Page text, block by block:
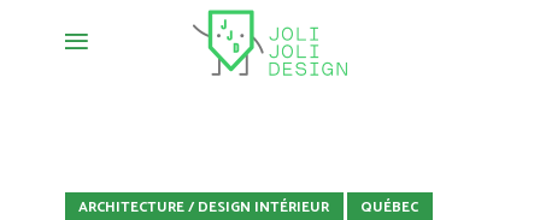
ARCHITECTURE / DESIGN INTÉRIEUR QUÉBEC